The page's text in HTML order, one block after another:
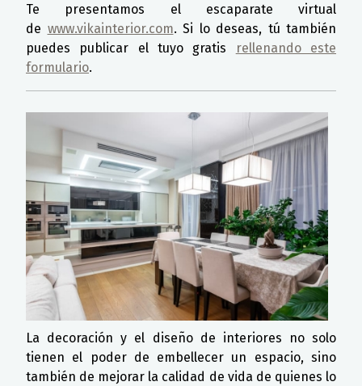
Te presentamos el escaparate virtual
de www.vikainterior.com. Si lo deseas, tú también
puedes publicar el tuyo gratis
rellenando este
formulario.
La decoración y el diseño de interiores no solo
tienen el poder de embellecer un espacio, sino
también de mejorar la calidad de vida de quienes lo